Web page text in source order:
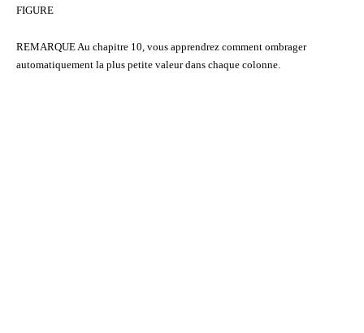
FIGURE
REMARQUE Au chapitre 10, vous apprendrez comment ombrager
automatiquement la plus petite valeur dans chaque colonne.